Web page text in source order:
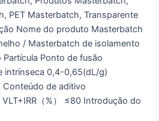
PET Masterbatch, Transparente
Nome do produto Masterbatch
/ Masterbatch de isolamento
Ponto de fusão
0,4-0,65(dL/g)
Conteúdo de aditivo
（%） ≤80 Introdução do